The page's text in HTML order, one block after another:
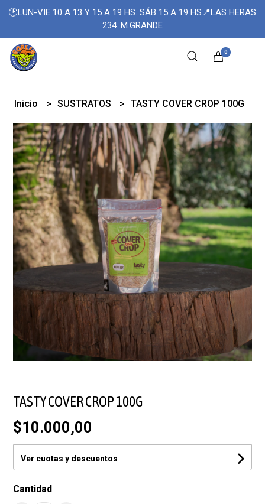
🕑LUN-VIE 10 A 13 Y 15 A 19 HS. SÁB 15 A 19 HS📍LAS HERAS
234. M.GRANDE
0
Inicio SUSTRATOS TASTY COVER CROP 100G
TASTY COVER CROP 100G
$10.000,00
Ver cuotas y descuentos
Cantidad